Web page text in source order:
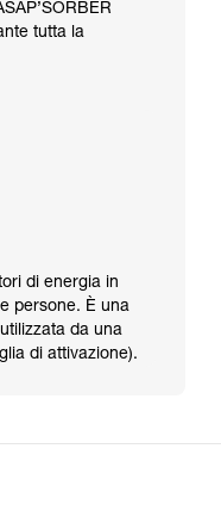
tutta la
di energia in
persone. È una
da una
di attivazione).